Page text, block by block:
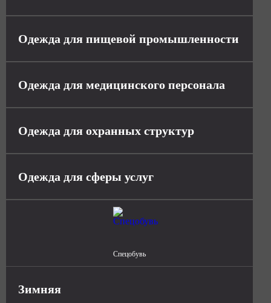
Одежда для пищевой промышленности
Одежда для медицинского персонала
Одежда для охранных структур
Одежда для сферы услуг
Спецобувь
Зимняя